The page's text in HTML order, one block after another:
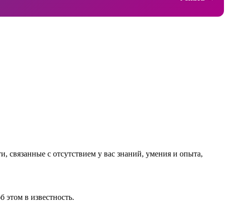
связанные с отсутствием у вас знаний, умения и опыта,
этом в известность.